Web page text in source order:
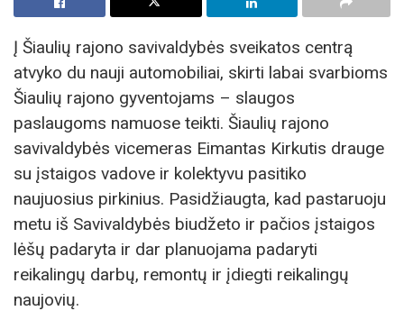
Į Šiaulių rajono savivaldybės sveikatos centrą
atvyko du nauji automobiliai, skirti labai svarbioms
Šiaulių rajono gyventojams – slaugos
paslaugoms namuose teikti. Šiaulių rajono
savivaldybės vicemeras Eimantas Kirkutis drauge
su įstaigos vadove ir kolektyvu pasitiko
naujuosius pirkinius. Pasidžiaugta, kad pastaruoju
metu iš Savivaldybės biudžeto ir pačios įstaigos
lėšų padaryta ir dar planuojama padaryti
reikalingų darbų, remontų ir įdiegti reikalingų
naujovių.